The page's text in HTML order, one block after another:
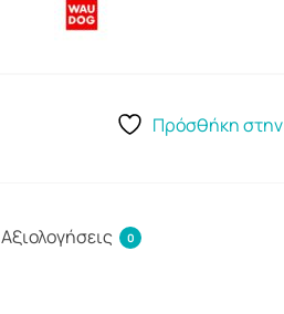
Πρόσθήκη στην
Αξιολογήσεις 0